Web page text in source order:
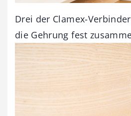
Drei der Clamex-
die Gehrung fest